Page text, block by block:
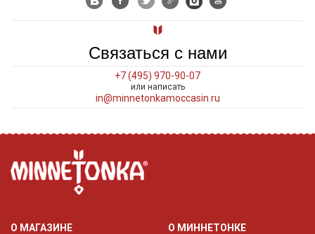
Связаться с нами
+7 (495) 970-90-07
или написать
in@minnetonkamoccasin.ru
О МАГАЗИНЕ О МИННЕТОНКЕ